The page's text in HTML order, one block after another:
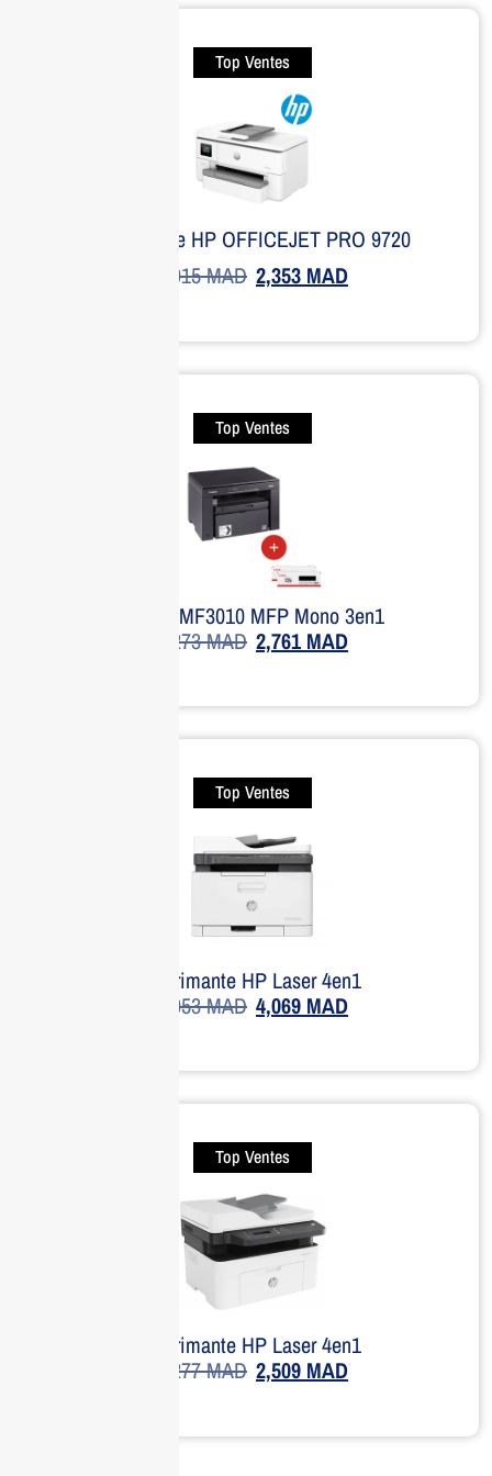
Top Ventes
Imprimante HP OFFICEJET PRO 9720
2,915MAD 2,353 MAD
Top Ventes
Canon MF3010 MFP Mono 3en1
4,273MAD 2,761MAD
Top Ventes
Imprimante HP Laser 4en1
5,053MAD 4,069 MAD
Top Ventes
Imprimante HP Laser 4en1
3,277MAD 2,509 MAD